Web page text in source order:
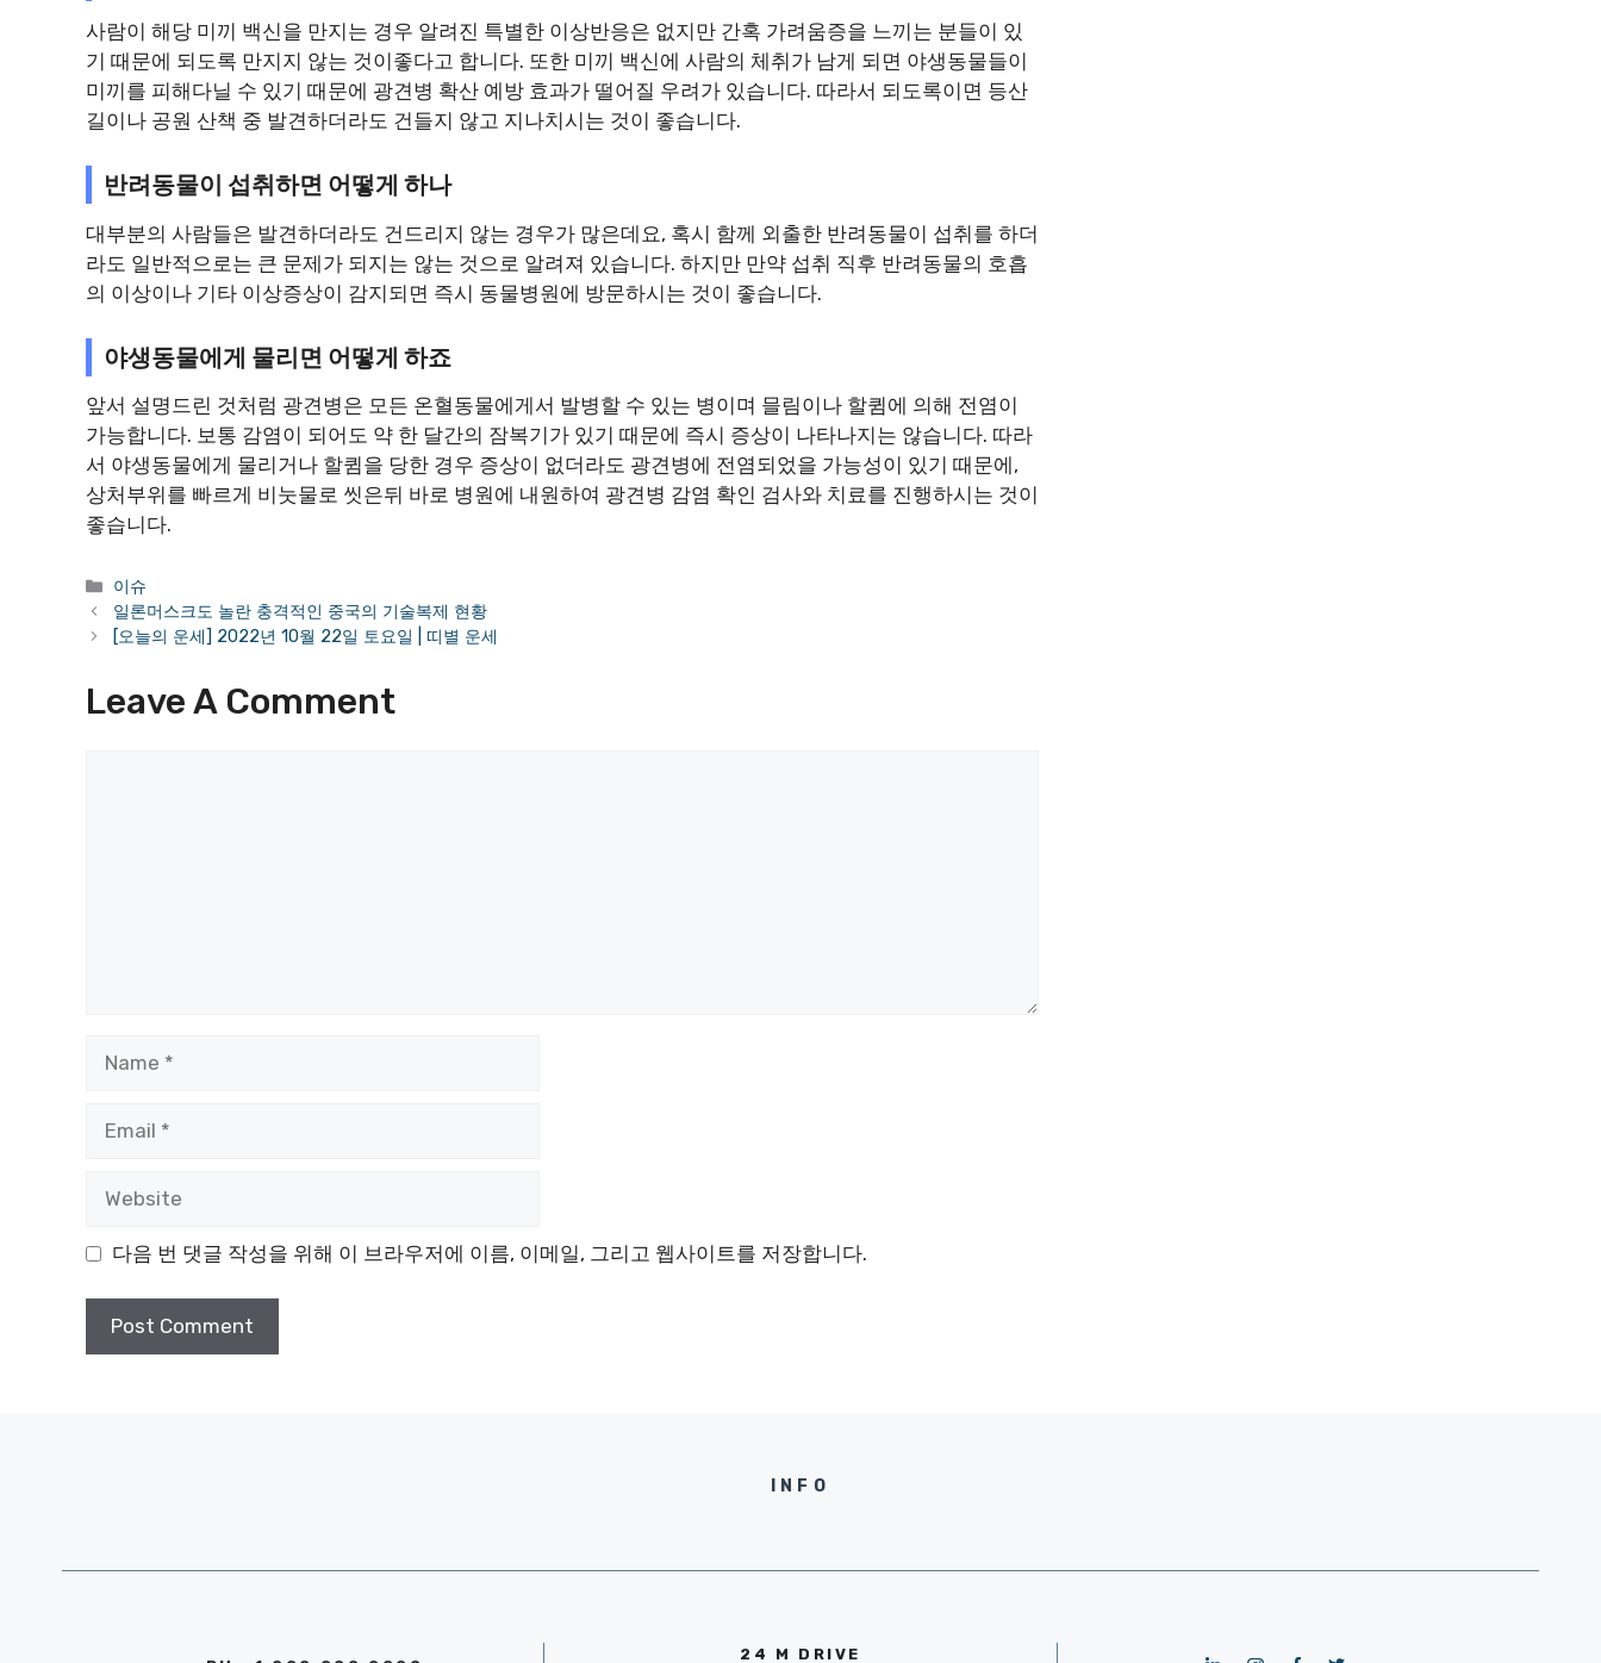
사람이 해당 미끼 백신을 만지는 경우 알려진 특별한 이상반응은 없지만 간혹 가려움증을 느끼는 분들이 있
기 때문에 되도록 만지지 않는 것이좋다고 합니다. 또한 미끼 백신에 사람의 체취가 남게 되면 야생동물들이
미끼를 피해다닐 수 있기 때문에 광견병 확산 예방 효과가 떨어질 우려가 있습니다. 따라서 되도록이면 등산
길이나 공원 산책 중 발견하더라도 건들지 않고 지나치시는 것이 좋습니다.
반려동물이 섭취하면 어떻게 하나
대부분의 사람들은 발견하더라도 건드리지 않는 경우가 많은데요, 혹시 함께 외출한 반려동물이 섭취를 하더
라도 일반적으로는 큰 문제가 되지는 않는 것으로 알려져 있습니다. 하지만 만약 섭취 직후 반려동물의 호흡
의 이상이나 기타 이상증상이 감지되면 즉시 동물병원에 방문하시는 것이 좋습니다.
야생동물에게 물리면 어떻게 하죠
앞서 설명드린 것처럼 광견병은 모든 온혈동물에게서 발병할 수 있는 병이며 믈림이나 할큄에 의해 전염이
가능합니다. 보통 감염이 되어도 약 한 달간의 잠복기가 있기 때문에 즉시 증상이 나타나지는 않습니다. 따라
서 야생동물에게 물리거나 할큄을 당한 경우 증상이 없더라도 광견병에 전염되었을 가능성이 있기 때문에,
상처부위를 빠르게 비눗물로 씻은뒤 바로 병원에 내원하여 광견병 감염 확인 검사와 치료를 진행하시는 것이
좋습니다.
Categories
이슈
일론머스크도 놀란 충격적인 중국의 기술복제 현황
[오늘의 운세] 2022년 10월 22일 토요일 | 띠별 운세
Leave A Comment
다음 번 댓글 작성을 위해 이 브라우저에 이름, 이메일, 그리고 웹사이트를 저장합니다.
INFO
24 M DRIVE